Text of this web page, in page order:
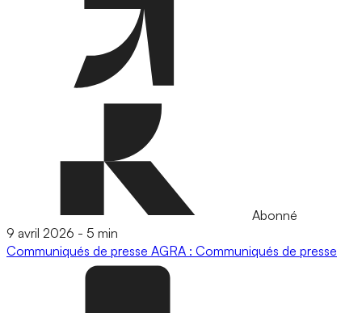
Abonné
9 avril 2026 - 5 min
Communiqués de presse AGRA : Communiqués de presse